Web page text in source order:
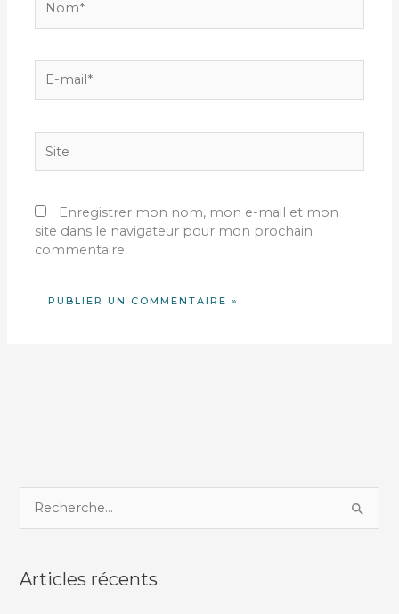
mail*
Enregistrer mon nom, mon e-mail et mon
site dans le navigateur pour mon prochain
commentaire.
e
h
Articles récents